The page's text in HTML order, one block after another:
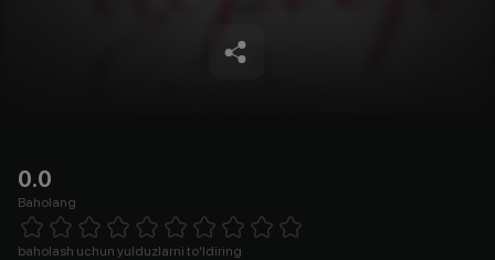
0.0
Baholang
1 Star 2 Stars 3 Stars 4 Stars5 Stars 6 Stars7 Stars8 Stars
baholash uchun yulduzlarni to'ldiring